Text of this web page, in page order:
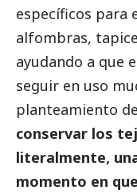
específicos para
alfombras,
ayudando a que
seguir en uso
planteamiento
conservar los
literalmente,
momento en